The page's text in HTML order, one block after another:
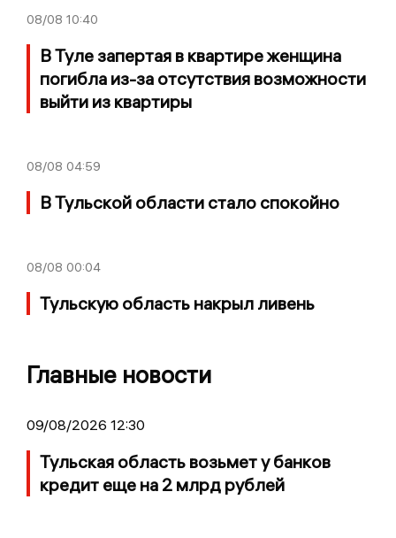
08/08 10:40
В Туле запертая в квартире женщина
погибла из-за отсутствия возможности
выйти из квартиры
08/08 04:59
В Тульской области стало спокойно
08/08 00:04
Тульскую область накрыл ливень
Главные новости
09/08/2026 12:30
Тульская область возьмет у банков
кредит еще на 2 млрд рублей